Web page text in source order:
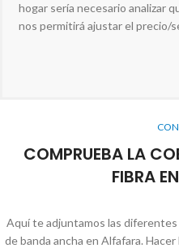
hogar sería necesario analizar
nos permitirá ajustar el precio/
COMPRUEBA LA
FIBRA
Aquí te adjuntamos las
de banda ancha en Alfafara.